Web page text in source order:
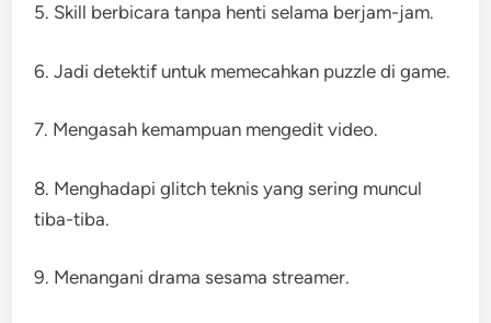
5. Skill berbicara tanpa henti selama berjam-jam.
6. Jadi detektif untuk memecahkan puzzle di game.
7. Mengasah kemampuan mengedit video.
8. Menghadapi glitch teknis yang sering muncul
tiba-tiba.
9. Menangani drama sesama streamer.